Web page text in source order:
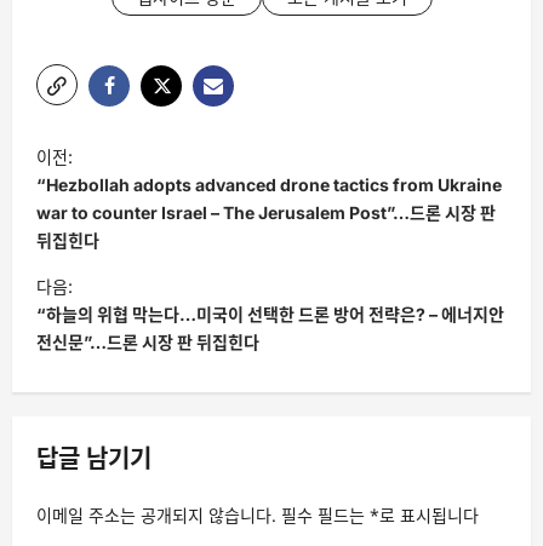
글
탐
색
이전:
“Hezbollah adopts advanced drone tactics from Ukraine
war to counter Israel – The Jerusalem Post”…드론 시장 판
뒤집힌다
다음:
“하늘의 위협 막는다…미국이 선택한 드론 방어 전략은? – 에너지안
전신문”…드론 시장 판 뒤집힌다
답글 남기기
이메일 주소는 공개되지 않습니다. 필수 필드는 *로 표시됩니다